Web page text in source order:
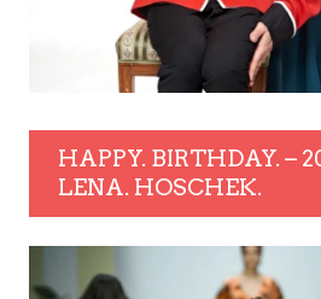
HAPPY. BIRTHDAY. –
LENA. HOSCHEK.